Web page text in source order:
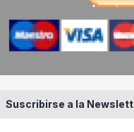
Suscribirse a la